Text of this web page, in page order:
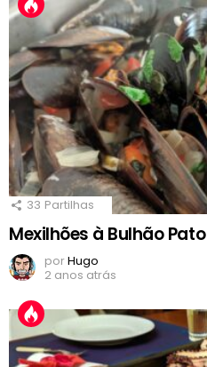
33 Partilhas
Mexilhões à Bulhão Pato
porHugo
2 anos atrás